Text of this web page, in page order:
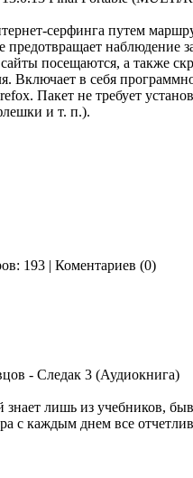
серфинга путем
наблюдение
посещаются, а также
Включает в себя
Пакет не требует
и т. п.).
193 | Коментариев (0)
знает лишь из учебников,
с каждым днем все